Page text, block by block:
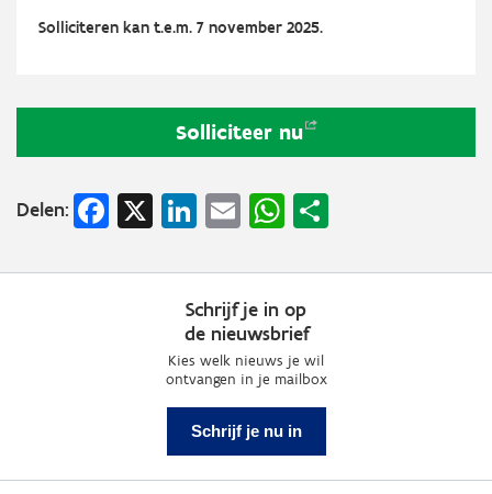
Solliciteren kan t.e.m. 7 november 2025.
Solliciteer nu
Delen: Facebook
X LinkedIn
EmailWhatsApp
Schrijf je in op
de nieuwsbrief
Kies welk nieuws je wil
ontvangen in je mailbox
Schrijf je nu in